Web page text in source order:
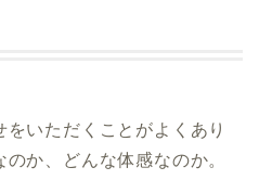
いただくことがよくあり
か、どんな体感なのか。